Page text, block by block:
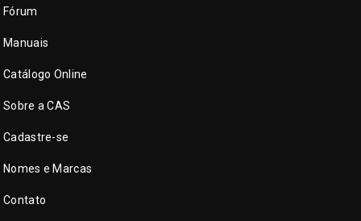
Fórum
Manuais
Catálogo Online
Sobre a CAS
Cadastre-se
Nomes e Marcas
Contato